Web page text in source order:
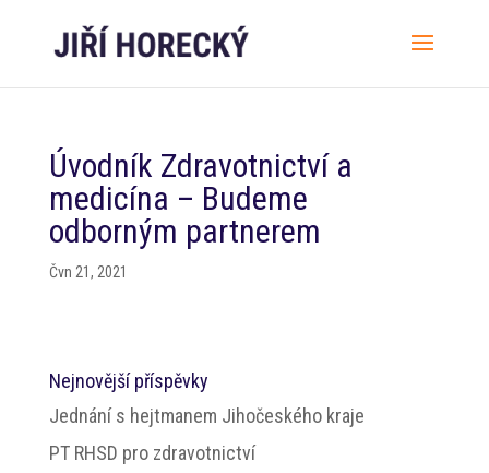
Úvodník Zdravotnictví a
medicína – Budeme
odborným partnerem
Čvn 21, 2021
Nejnovější příspěvky
Jednání s hejtmanem Jihočeského kraje
PT RHSD pro zdravotnictví